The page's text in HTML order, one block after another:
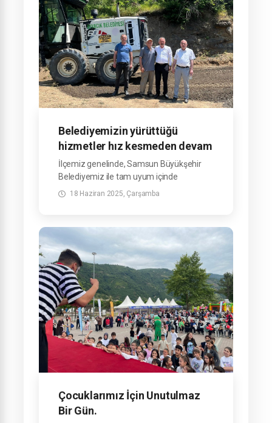
Belediyemizin yürüttüğü
hizmetler hız kesmeden devam
ediyor.
İlçemiz genelinde, Samsun Büyükşehir
Belediyemiz ile tam uyum içinde
yürüttüğümüz hizmetler hız kesmeden
18 Haziran 2025, Çarşamba
Çocuklarımız İçin Unutulmaz
Bir Gün.